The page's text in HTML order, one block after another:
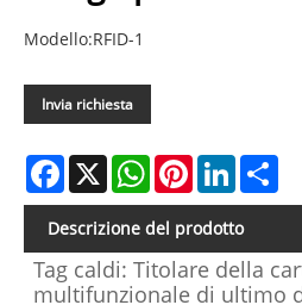
Modello:RFID-1
Invia richiesta
Facebook
X WhatsAppPinterestLinkedIn
Descrizione del prodotto
Tag caldi: Titolare della
multifunzionale di ultimo